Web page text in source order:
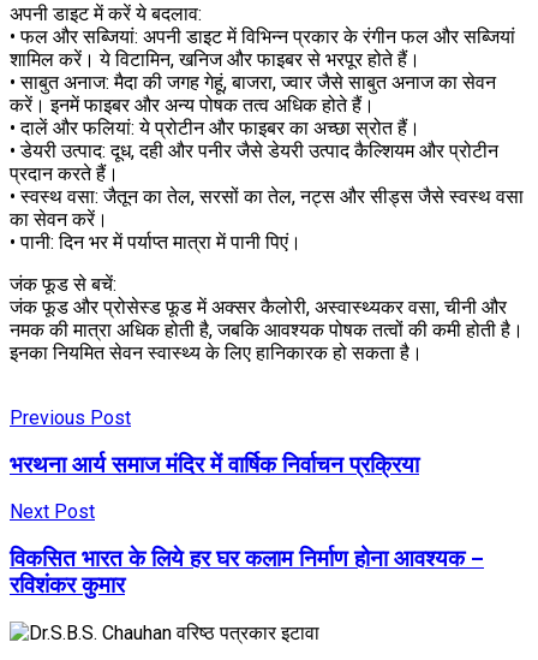
अपनी डाइट में करें ये बदलाव:
• फल और सब्जियां: अपनी डाइट में विभिन्न प्रकार के रंगीन फल और सब्जियां
शामिल करें। ये विटामिन, खनिज और फाइबर से भरपूर होते हैं।
• साबुत अनाज: मैदा की जगह गेहूं, बाजरा, ज्वार जैसे साबुत अनाज का सेवन
करें। इनमें फाइबर और अन्य पोषक तत्व अधिक होते हैं।
• दालें और फलियां: ये प्रोटीन और फाइबर का अच्छा स्रोत हैं।
• डेयरी उत्पाद: दूध, दही और पनीर जैसे डेयरी उत्पाद कैल्शियम और प्रोटीन
प्रदान करते हैं।
• स्वस्थ वसा: जैतून का तेल, सरसों का तेल, नट्स और सीड्स जैसे स्वस्थ वसा
का सेवन करें।
• पानी: दिन भर में पर्याप्त मात्रा में पानी पिएं।
जंक फूड से बचें:
जंक फूड और प्रोसेस्ड फूड में अक्सर कैलोरी, अस्वास्थ्यकर वसा, चीनी और
नमक की मात्रा अधिक होती है, जबकि आवश्यक पोषक तत्वों की कमी होती है।
इनका नियमित सेवन स्वास्थ्य के लिए हानिकारक हो सकता है।
Previous Post
भरथना आर्य समाज मंदिर में वार्षिक निर्वाचन प्रक्रिया
Next Post
विकसित भारत के लिये हर घर कलाम निर्माण होना आवश्यक –
रविशंकर कुमार